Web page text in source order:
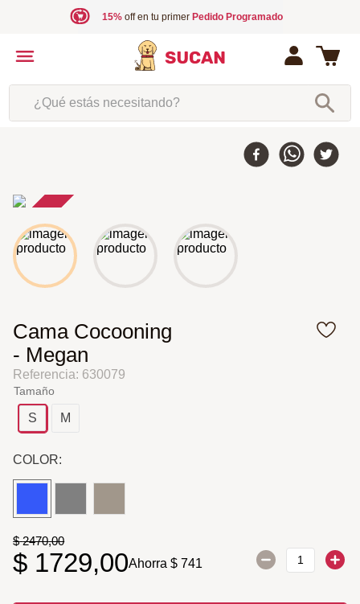
15%off en tu primer Pedido Programado
¿Qué estás necesitando?
-30 %
Cama Cocooning
- Megan
Referencia: 630079
Tamaño
S M
COLOR:
$ 2470,00
$ 1729,00Ahorra$ 741